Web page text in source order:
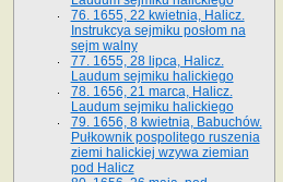
76. 1655, 22 kwietnia, Halicz.
Instrukcya sejmiku posłom na
sejm walny
77. 1655, 28 lipca, Halicz.
Laudum sejmiku halickiego
78. 1656, 21 marca, Halicz.
Laudum sejmiku halickiego
79. 1656, 8 kwietnia, Babuchów.
Pułkownik pospolitego ruszenia
ziemi halickiej wzywa ziemian
pod Halicz